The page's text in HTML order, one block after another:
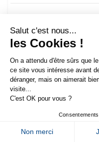
Sur LinkedIn
Sur X
Newsletter
widgets
Posté par Olivier Andrieu
La mode sur le
ou gadgets, sortes
sur son bureau,
d'accueil
toutes sortes de